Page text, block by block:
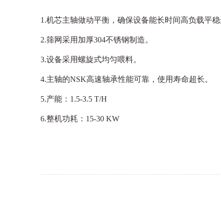
1.机芯主轴做动平衡，确保设备能长时间高负载平
2.筛网采用加厚304不锈钢制造。
3.设备采用螺旋式均匀喂料。
4.主轴的NSK高速轴承性能可靠，使用寿命超长。
5.产能：1.5-3.5 T/H
6.整机功耗：15-30 KW